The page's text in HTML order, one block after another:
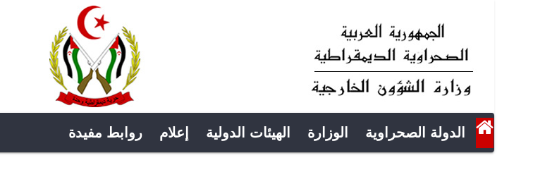
الدولة الصحراوية الوزارة الهيئات الدولية إعلام روابط مفيدة